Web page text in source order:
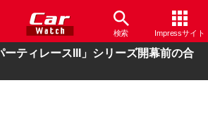
検索 Impressサイト
ーティレースIII」シリーズ開幕前の合